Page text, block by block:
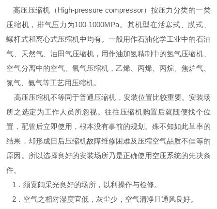
高压压缩机（High-pressure compressor）按压力分类的一类
压缩机，排气压力为100-1000MPa。其机型在活塞式、膜式、
螺杆式和离心式压缩机中均有。一般用作石油化学工业中的石油
气、天然气、油田气压缩机，用作油加氢精制中的氢气压缩机、
空气分离中的空气、氧气压缩机，乙烯、丙烯、丙烷、焦炉气、
氮气、氨气等工艺用压缩机。
高压压缩机不等同于普通压缩机，安装位置比较重要。安装场
所之选定为工作人员所忽视。往往压缩机购置后就随便找个位
置，配管后立即使用，根本没有事前的规划。殊不知如此草率的
结果，却形成日后压缩机故障维修困难及压缩空气品质不佳等的
原因。所以选择良好的安装场所乃是正确使用空压系统的先决条
件。
1．须宽阔采光良好的场所，以利操作与检修。
2．空气之相对湿度宜低，灰尘少，空气清净且通风良好。